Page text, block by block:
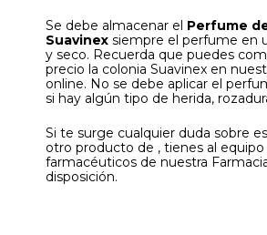
Se debe almacenar el Perfume
Suavinex siempre el perfume en
y seco. Recuerda que puedes
precio la colonia Suavinex en
online. No se debe aplicar el
si hay algún tipo de herida,
Si te surge cualquier duda sobre
otro producto de , tienes al equipo
farmacéuticos de nuestra
disposición.